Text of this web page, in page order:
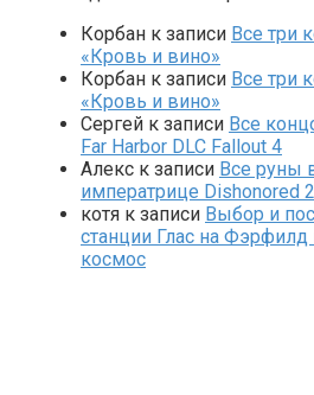
Корбан к записи Все три
«Кровь и вино»
Корбан к записи Все три
«Кровь и вино»
Сергей к записи Все
Far Harbor DLC Fallout 4
Алекс к записи Все руны
императрице Dishonored 2
котя к записи Выбор и
станции Глас на Фэрфилд
космос